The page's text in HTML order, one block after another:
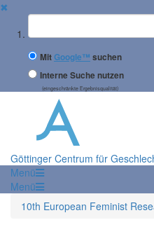
✖
Suchbegriff
MitGoogle™ suchen
Interne Suche nutzen
(eingeschränkte Ergebnisqualität)
Göttinger Centrum für
Menü
Menü
10th European Feminist